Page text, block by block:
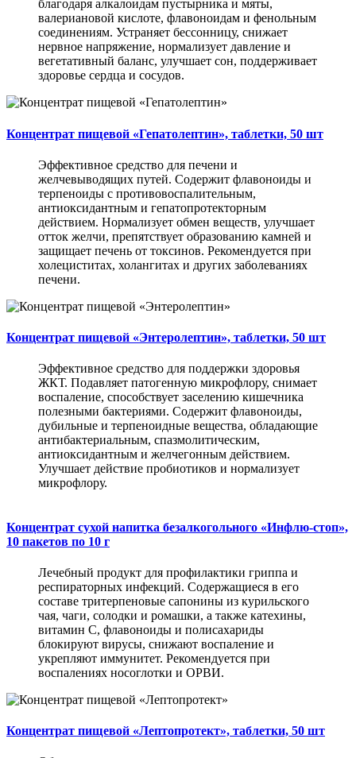
благодаря алкалоидам пустырника и мяты,
валериановой кислоте, флавоноидам и фенольным
соединениям. Устраняет бессонницу, снижает
нервное напряжение, нормализует давление и
вегетативный баланс, улучшает сон, поддерживает
здоровье сердца и сосудов.
Концентрат пищевой «Гепатолептин», таблетки, 50 шт
Эффективное средство для печени и
желчевыводящих путей. Содержит флавоноиды и
терпеноиды с противовоспалительным,
антиоксидантным и гепатопротекторным
действием. Нормализует обмен веществ, улучшает
отток желчи, препятствует образованию камней и
защищает печень от токсинов. Рекомендуется при
холециститах, холангитах и других заболеваниях
печени.
Концентрат пищевой «Энтеролептин», таблетки, 50 шт
Эффективное средство для поддержки здоровья
ЖКТ. Подавляет патогенную микрофлору, снимает
воспаление, способствует заселению кишечника
полезными бактериями. Содержит флавоноиды,
дубильные и терпеноидные вещества, обладающие
антибактериальным, спазмолитическим,
антиоксидантным и желчегонным действием.
Улучшает действие пробиотиков и нормализует
микрофлору.
Концентрат сухой напитка безалкогольного «Инфлю-стоп»,
10 пакетов по 10 г
Лечебный продукт для профилактики гриппа и
респираторных инфекций. Содержащиеся в его
составе тритерпеновые сапонины из курильского
чая, чаги, солодки и ромашки, а также катехины,
витамин С, флавоноиды и полисахариды
блокируют вирусы, снижают воспаление и
укрепляют иммунитет. Рекомендуется при
воспалениях носоглотки и ОРВИ.
Концентрат пищевой «Лептопротект», таблетки, 50 шт